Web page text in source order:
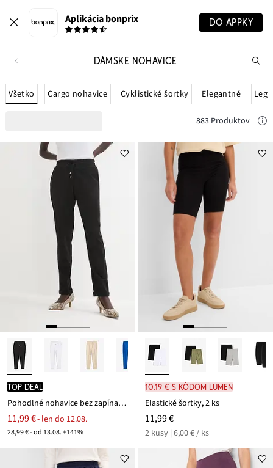
Aplikácia bonprix DO APPKY
DÁMSKE NOHAVICE
Všetko Cargo nohavice Cyklistické šortky Elegantné
883 Produktov
TOP DEAL
Pohodlné nohavice bez zapínania Punto di Roma
11,99 €- len do 12.08.
28,99 € - od 13.08. +141%
10,19 € s kódom LUMEN
Elastické šortky, 2 ks
11,99 €
2 kusy | 6,00 € / ks